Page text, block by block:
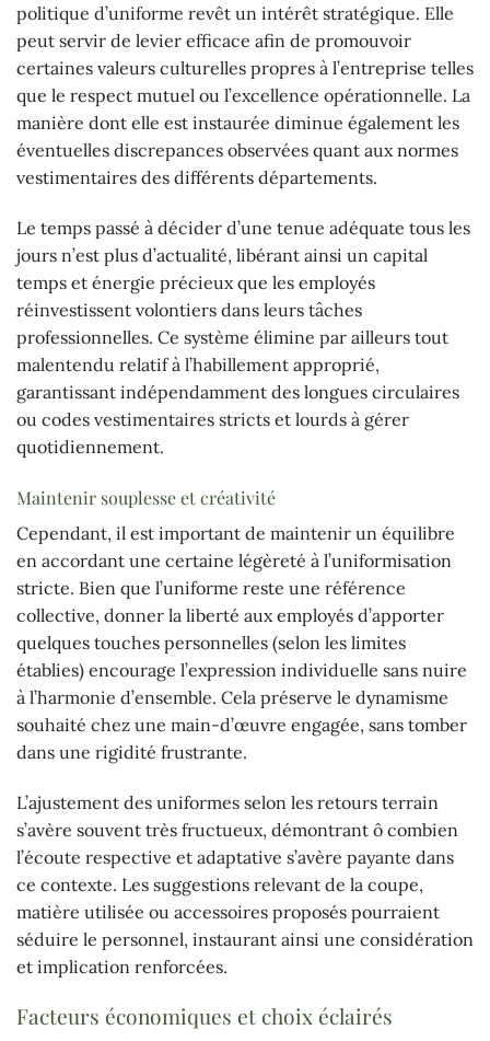
politique d’uniforme revêt un intérêt stratégique. Elle
peut servir de levier efficace afin de promouvoir
certaines valeurs culturelles propres à l’entreprise telles
que le respect mutuel ou l’excellence opérationnelle. La
manière dont elle est instaurée diminue également les
éventuelles discrepances observées quant aux normes
vestimentaires des différents départements.
Le temps passé à décider d’une tenue adéquate tous les
jours n’est plus d’actualité, libérant ainsi un capital
temps et énergie précieux que les employés
réinvestissent volontiers dans leurs tâches
professionnelles. Ce système élimine par ailleurs tout
malentendu relatif à l’habillement approprié,
garantissant indépendamment des longues circulaires
ou codes vestimentaires stricts et lourds à gérer
quotidiennement.
Maintenir souplesse et créativité
Cependant, il est important de maintenir un équilibre
en accordant une certaine légèreté à l’uniformisation
stricte. Bien que l’uniforme reste une référence
collective, donner la liberté aux employés d’apporter
quelques touches personnelles (selon les limites
établies) encourage l’expression individuelle sans nuire
à l’harmonie d’ensemble. Cela préserve le dynamisme
souhaité chez une main-d’œuvre engagée, sans tomber
dans une rigidité frustrante.
L’ajustement des uniformes selon les retours terrain
s’avère souvent très fructueux, démontrant ô combien
l’écoute respective et adaptative s’avère payante dans
ce contexte. Les suggestions relevant de la coupe,
matière utilisée ou accessoires proposés pourraient
séduire le personnel, instaurant ainsi une considération
et implication renforcées.
Facteurs économiques et choix éclairés